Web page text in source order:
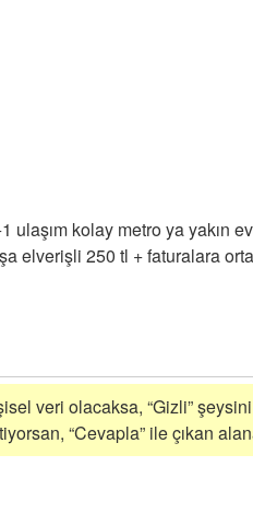
kolay metro ya yakın
elverişli 250 tl + faturalara
veri olacaksa, “Gizli”
“Cevapla” ile çıkan